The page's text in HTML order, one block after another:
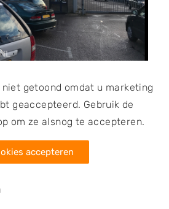
getoond omdat u marketing
geaccepteerd. Gebruik de
om ze alsnog te accepteren.
accepteren